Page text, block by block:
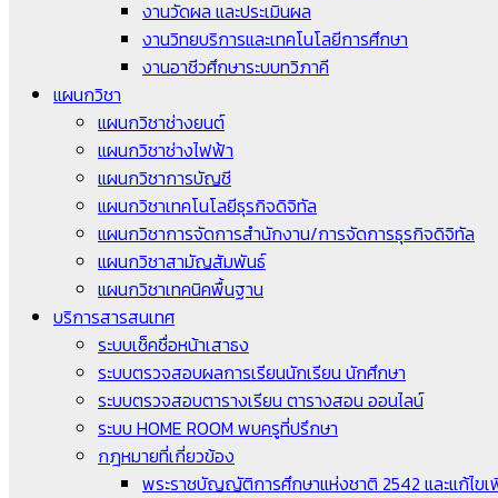
งานวัดผล และประเมินผล
งานวิทยบริการและเทคโนโลยีการศึกษา
งานอาชีวศึกษาระบบทวิภาคี
แผนกวิชา
แผนกวิชาช่างยนต์
แผนกวิชาช่างไฟฟ้า
แผนกวิชาการบัญชี
แผนกวิชาเทคโนโลยีธุรกิจดิจิทัล
แผนกวิชาการจัดการสำนักงาน/การจัดการธุรกิจดิจิทัล
แผนกวิชาสามัญสัมพันธ์
แผนกวิชาเทคนิคพื้นฐาน
บริการสารสนเทศ
ระบบเช็คชื่อหน้าเสาธง
ระบบตรวจสอบผลการเรียนนักเรียน นักศึกษา
ระบบตรวจสอบตารางเรียน ตารางสอน ออนไลน์
ระบบ HOME ROOM พบครูที่ปรึกษา
กฎหมายที่เกี่ยวข้อง
พระราชบัญญัติการศึกษาแห่งชาติ 2542 และแก้ไขเ